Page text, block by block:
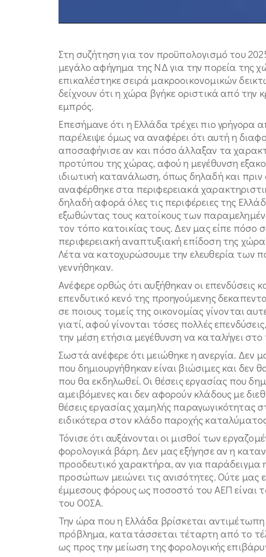
Στη συζήτηση για τον προϋπολογισμό του
μεγάλο αφήγημα της ΝΔ για την πορεία της
επικαλέστηκε σειρά μακροοικονομικών
δείχνουν ότι η χώρα βγήκε οριστικά από την
εμπρός.
Επεσήμανε ότι η Ελλάδα τρέχει πιο γρήγορα
παρέλειψε όμως να αναφέρει ότι αυτή η
αποσαφήνισε αν και πόσο άλλαξαν τα
προτύπου της χώρας, αφού η μεγέθυνση
ιδιωτική κατανάλωση, όπως δηλαδή και πριν
αναφέρθηκε στα περιφερειακά
δηλαδή αφορά όλες τις περιφέρειες της
εξωθώντας τους κατοίκους των
τον τόπο κατοικίας τους. Δεν μας είπε πόσο
περιφερειακή αναπτυξιακή επίδοση της
Λέτα να κατοχυρώσουμε την ελευθερία των
γεννήθηκαν.
Ανέφερε ορθώς ότι αυξήθηκαν οι επενδύσεις
επενδυτικό κενό της προηγούμενης
σε ποιους τομείς της οικονομίας γίνονται
γιατί, αφού γίνονται τόσες πολλές
την μέση ετήσια μεγέθυνση να καταλήγει στο
Σωστά ανέφερε ότι μειώθηκε η ανεργία. Δεν
που δημιουργήθηκαν είναι βιώσιμες και
που θα εκδηλωθεί. Οι θέσεις εργασίας που
αμειβόμενες και δεν αφορούν κλάδους με
θέσεις εργασίας χαμηλής παραγωγικότητας
ειδικότερα στον κλάδο παροχής
Τόνισε ότι αυξάνονται οι μισθοί των
φορολογικά βάρη. Δεν μας εξήγησε αν η
προοδευτικό χαρακτήρα, αν για παράδειγμα
προσώπων μειώνει τις ανισότητες. Ούτε μας
έμμεσους φόρους ως ποσοστό του ΑΕΠ είναι
του ΟΟΣΑ.
Την ώρα που η Ελλάδα βρίσκεται
πρόβλημα, κατατάσσεται τέταρτη από το
ως προς την μείωση της φορολογικής